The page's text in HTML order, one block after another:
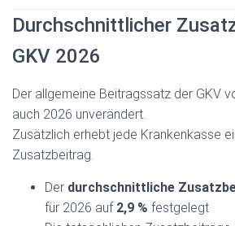
Durchschnittlicher
GKV 2026
Der allgemeine Beitragssatz der GKV
auch 2026 unverändert.
Zusätzlich erhebt jede Krankenkasse
Zusatzbeitrag.
Der durchschnittliche
für 2026 auf 2,9 % festgelegt